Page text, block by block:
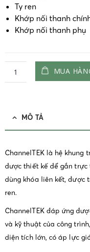
Ty ren
Khớp nối thanh
Khớp nối thanh phụ
MUA
MÔ TẢ
ChannelTEK là hệ khung
được thiết kế để gắn trực
dùng khóa liên kết, được
ren.
ChannelTEK đáp ứng
và kỹ thuật của công
diện tích lớn, có áp lực